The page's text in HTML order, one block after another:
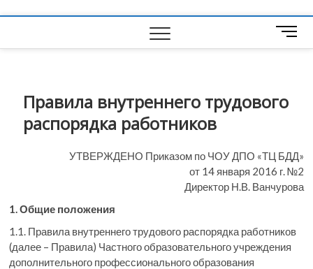
M
e
u
o
n
Правила внутреннего трудового
распорядка работников
УТВЕРЖДЕНО Приказом по ЧОУ ДПО «ТЦ БДД»
от 14 января 2016 г. №2
Директор Н.В. Ванчурова
1. Общие положения
1.1. Правила внутреннего трудового распорядка работников
(далее – Правила) Частного образовательного учреждения
дополнительного профессионального образования